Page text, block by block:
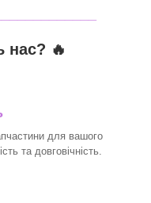
нас? 🔥
для вашого
та довговічність.